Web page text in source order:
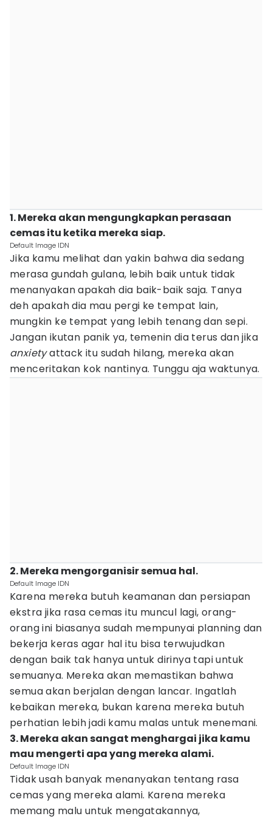
1. Mereka akan mengungkapkan perasaan
cemas itu ketika mereka siap.
Default Image IDN
Jika kamu melihat dan yakin bahwa dia sedang
merasa gundah gulana, lebih baik untuk tidak
menanyakan apakah dia baik-baik saja. Tanya
deh apakah dia mau pergi ke tempat lain,
mungkin ke tempat yang lebih tenang dan sepi.
Jangan ikutan panik ya, temenin dia terus dan jika
anxietyattack itu sudah hilang, mereka akan
menceritakan kok nantinya. Tunggu aja waktunya.
2. Mereka mengorganisir semua hal.
Default Image IDN
Karena mereka butuh keamanan dan persiapan
ekstra jika rasa cemas itu muncul lagi, orang-
orang ini biasanya sudah mempunyai planning dan
bekerja keras agar hal itu bisa terwujudkan
dengan baik tak hanya untuk dirinya tapi untuk
semuanya. Mereka akan memastikan bahwa
semua akan berjalan dengan lancar. Ingatlah
kebaikan mereka, bukan karena mereka butuh
perhatian lebih jadi kamu malas untuk menemani.
3. Mereka akan sangat menghargai jika kamu
mau mengerti apa yang mereka alami.
Default Image IDN
Tidak usah banyak menanyakan tentang rasa
cemas yang mereka alami. Karena mereka
memang malu untuk mengatakannya,